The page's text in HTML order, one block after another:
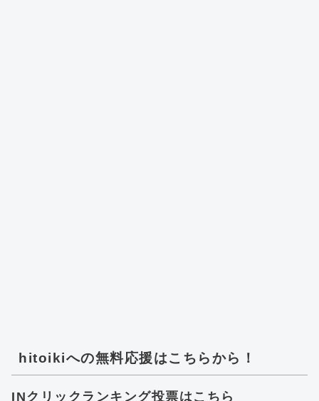
hitoikiへの無料応援はこちらから！
INクリックランキング投票はこちら